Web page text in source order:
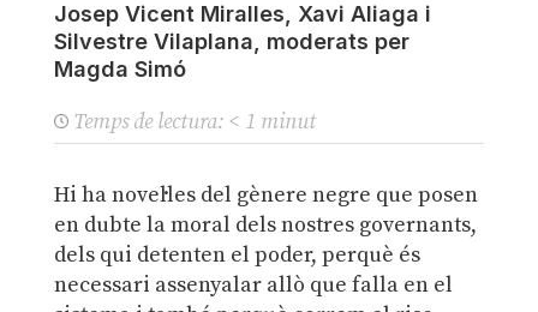
Josep Vicent Miralles, Xavi Aliaga i
Silvestre Vilaplana, moderats per
Magda Simó
Temps de lectura: < 1 minut
Hi ha novel·les del gènere negre que posen
en dubte la moral dels nostres governants,
dels qui detenten el poder, perquè és
necessari assenyalar allò que falla en el